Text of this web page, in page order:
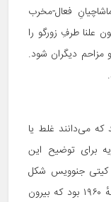
فعال-مخرب
علنا طرفِ زورگو را
مزاحم دیگران شود.
می‌دانند غلط یا
برای توضیح این
کیتی جنوویس شکل
گرفت. کیتی زنی جوان ساکن نیویورک در دههٔ ۱۹۶۰ بود که بیرون